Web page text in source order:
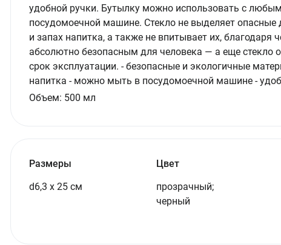
удобной ручки. Бутылку можно использовать с
посудомоечной машине. Стекло не выделяет опасные
и запах напитка, а также не впитывает их, благодаря
абсолютно безопасным для человека — а еще стекло
срок эксплуатации. - безопасные и экологичные
напитка - можно мыть в посудомоечной машине -
Объем: 500 мл
Размеры
d6,3 х 25 см
Цвет
прозрачный;
черный